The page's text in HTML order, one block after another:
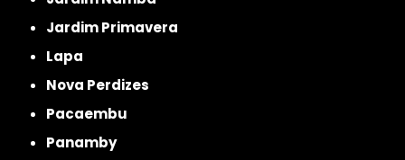
Jardim Primavera
Lapa
Nova Perdizes
Pacaembu
Panamby